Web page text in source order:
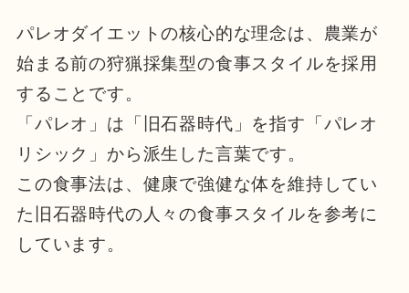
パレオダイエットの核心的な理念は、農業が
始まる前の狩猟採集型の食事スタイルを採用
することです。
「パレオ」は「旧石器時代」を指す「パレオ
リシック」から派生した言葉です。
この食事法は、健康で強健な体を維持してい
た旧石器時代の人々の食事スタイルを参考に
しています。